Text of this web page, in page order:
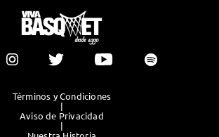
Términos y Condiciones
|
Aviso de Privacidad
|